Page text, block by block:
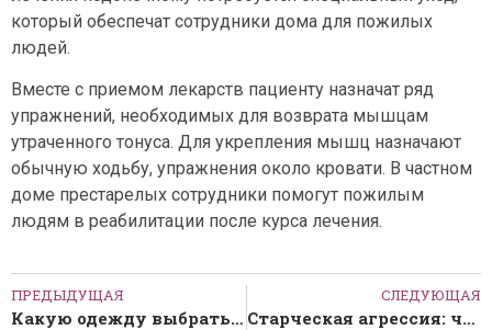
который обеспечат сотрудники дома для пожилых
людей.
Вместе с приемом лекарств пациенту назначат ряд
упражнений, необходимых для возврата мышцам
утраченного тонуса. Для укрепления мышц назначают
обычную ходьбу, упражнения около кровати. В частном
доме престарелых сотрудники помогут пожилым
людям в реабилитации после курса лечения.
ПРЕДЫДУЩАЯ
Какую одежду выбрать пожилым людям в зимний период: критерии, особенности выбора материалов и кроя
СЛЕДУЮЩАЯ
Старческая агрессия: что важно знать